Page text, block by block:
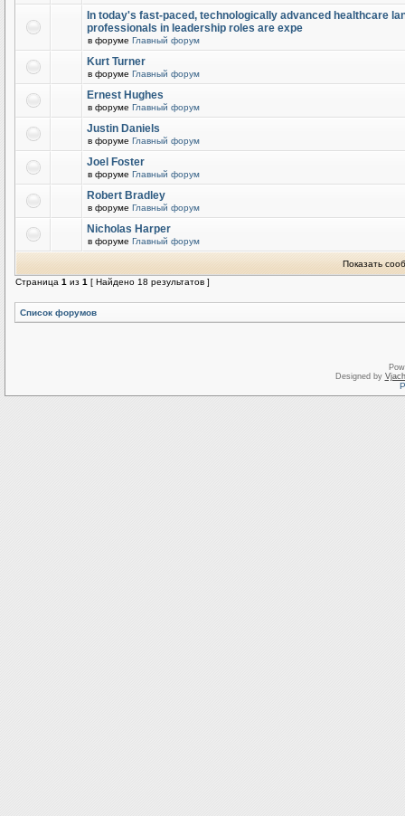
In today's fast-paced, technologically advanced healthcare
professionals in leadership roles are expe
в форуме Главный форум
Kurt Turner
в форуме Главный форум
Ernest Hughes
в форуме Главный форум
Justin Daniels
в форуме Главный форум
Joel Foster
в форуме Главный форум
Robert Bradley
в форуме Главный форум
Nicholas Harper
в форуме Главный форум
Показать
Страница 1 из 1 [ Найдено 18 результатов ]
Список форумов
Designed by